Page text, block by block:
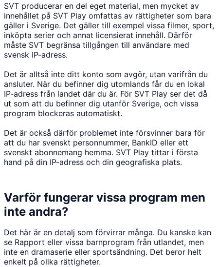
SVT producerar en del eget material, men mycket av
innehållet på SVT Play omfattas av rättigheter som bara
gäller i Sverige. Det gäller till exempel vissa filmer, sport,
inköpta serier och annat licensierat innehåll. Därför
måste SVT begränsa tillgången till användare med
svensk IP-adress.
Det är alltså inte ditt konto som avgör, utan varifrån du
ansluter. När du befinner dig utomlands får du en lokal
IP-adress från landet där du är. För SVT Play ser det då
ut som att du befinner dig utanför Sverige, och vissa
program blockeras automatiskt.
Det är också därför problemet inte försvinner bara för
att du har svenskt personnummer, BankID eller ett
svenskt abonnemang hemma. SVT Play tittar i första
hand på din IP-adress och din geografiska plats.
Varför fungerar vissa program men
inte andra?
Det här är en detalj som förvirrar många. Du kanske kan
se Rapport eller vissa barnprogram från utlandet, men
inte en dramaserie eller sportsändning. Det beror helt
enkelt på olika rättigheter.